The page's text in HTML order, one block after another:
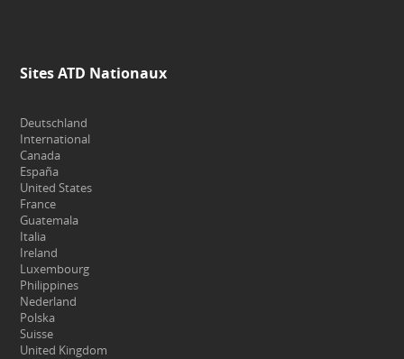
Sites ATD Nationaux
Deutschland
International
Canada
España
United States
France
Guatemala
Italia
Ireland
Luxembourg
Philippines
Nederland
Polska
Suisse
United Kingdom